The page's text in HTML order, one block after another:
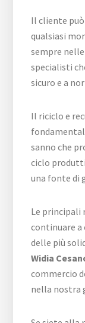
Il cliente
qualsiasi
sempre
specialisti
sicuro e a
Il riciclo e
sanno che
ciclo
una fonte di
Le principali
continuare a
delle più
Widia
commercio
nella nostra